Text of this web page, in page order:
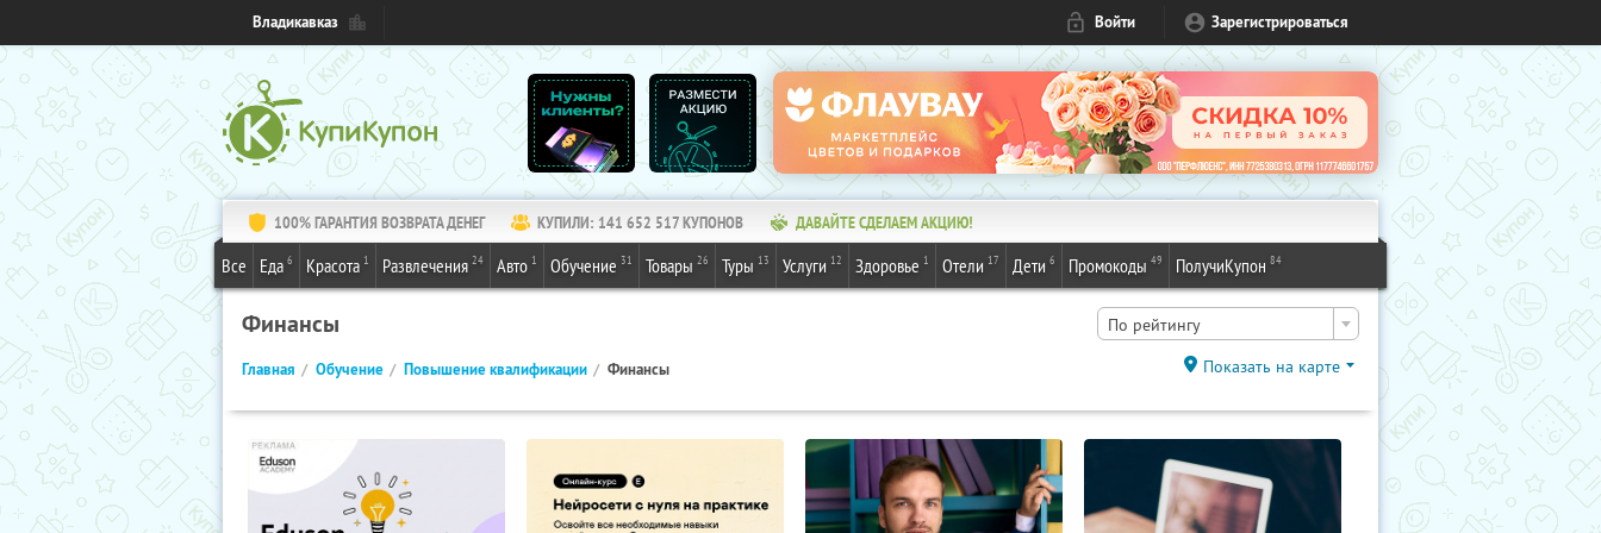
Владикавказ Войти Зарегистрироваться
100% ГАРАНТИЯ ВОЗВРАТА ДЕНЕГ КУПИЛИ: 141 652 517КУПОНОВ ДАВАЙТЕ СДЕЛАЕМ АКЦИЮ!
Все Еда 6 Красота 1 Развлечения 24 Авто 1 Обучение 31 Товары 26 Туры 13 Услуги 12 Здоровье 1 Отели 17 Дети 6 Промокоды 49 ПолучиКупон 84
Финансы По рейтингу
Главная Обучение Повышение квалификации Финансы Показать на карте